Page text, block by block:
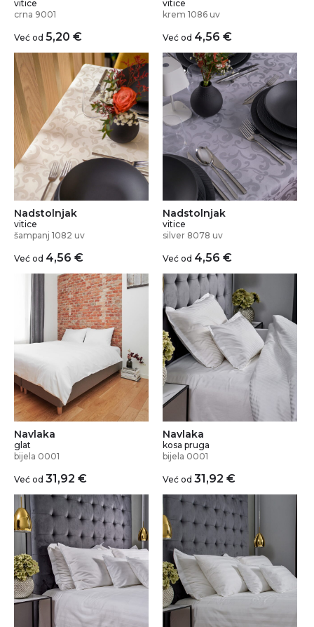
vitice
crna 9001
Već od 5,20 €
vitice
krem 1086 uv
Već od 4,56 €
Nadstolnjak
vitice
šampanj 1082 uv
Već od 4,56 €
Nadstolnjak
vitice
silver 8078 uv
Već od 4,56 €
Navlaka
glat
bijela 0001
Već od 31,92 €
Navlaka
kosa pruga
bijela 0001
Već od 31,92 €